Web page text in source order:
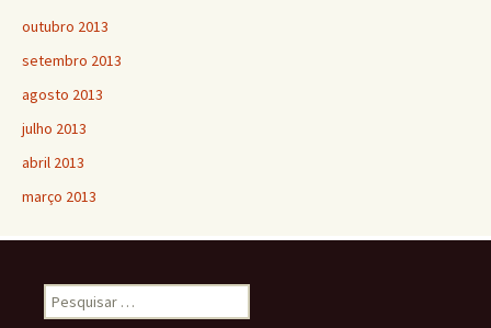
outubro 2013
setembro 2013
agosto 2013
julho 2013
abril 2013
março 2013
Pesquisar
por: